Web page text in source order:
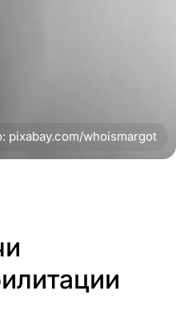
pixabay.com/whoismargot